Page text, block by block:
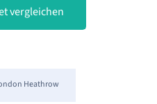
vergleichen
Heathrow